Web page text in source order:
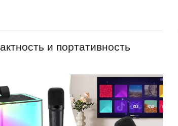
и портативность